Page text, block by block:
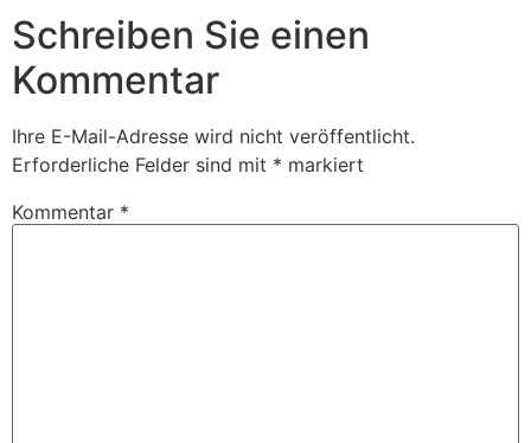
Schreiben Sie einen
Kommentar
Ihre E-Mail-Adresse wird nicht veröffentlicht.
Erforderliche Felder sind mit * markiert
Kommentar *